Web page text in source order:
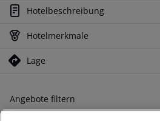
Hotelbeschreibung
Hotelmerkmale
Lage
Angebote filtern
Ändern Sie Ihre Kriterien nach